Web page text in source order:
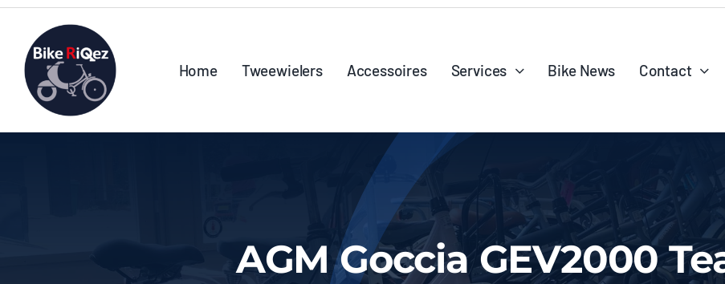
Home Tweewielers Accessoires Services Bike News Contact
AGM Goccia GEV2000